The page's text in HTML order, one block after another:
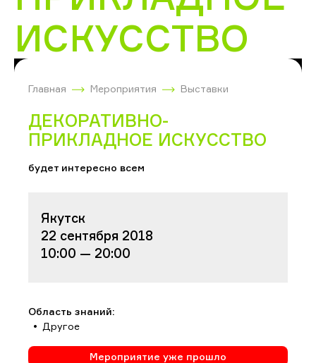
ИСКУССТВО
Главная Мероприятия Выставки
ДЕКОРАТИВНО-
ПРИКЛАДНОЕ ИСКУССТВО
будет интересно всем
Якутск
22 сентября 2018
10:00 — 20:00
Область знаний:
Другое
Мероприятие уже прошло